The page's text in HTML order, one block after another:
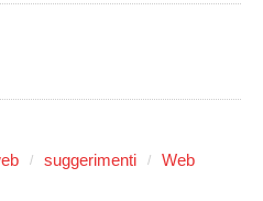
suggerimenti
Web